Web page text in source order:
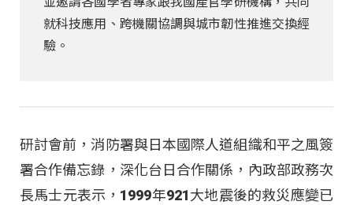
就科技應用、跨機關協調與城市韌性推進交換經
驗。
研討會前，消防署與日本國際人道組織和平之風簽
署合作備忘錄，深化台日合作關係，內政部政務次
長馬士元表示，1999年921大地震後的救災應變已